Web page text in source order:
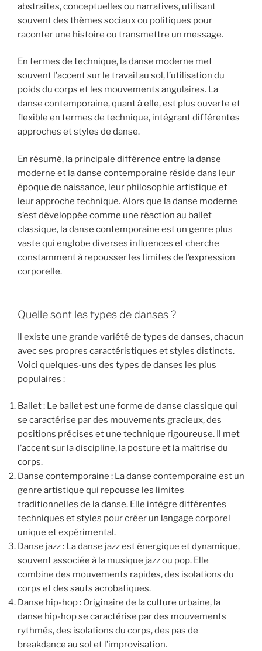
abstraites, conceptuelles ou narratives, utilisant
souvent des thèmes sociaux ou politiques pour
raconter une histoire ou transmettre un message.
En termes de technique, la danse moderne met
souvent l’accent sur le travail au sol, l’utilisation du
poids du corps et les mouvements angulaires. La
danse contemporaine, quant à elle, est plus ouverte et
flexible en termes de technique, intégrant différentes
approches et styles de danse.
En résumé, la principale différence entre la danse
moderne et la danse contemporaine réside dans leur
époque de naissance, leur philosophie artistique et
leur approche technique. Alors que la danse moderne
s’est développée comme une réaction au ballet
classique, la danse contemporaine est un genre plus
vaste qui englobe diverses influences et cherche
constamment à repousser les limites de l’expression
corporelle.
Quelle sont les types de danses ?
Il existe une grande variété de types de danses, chacun
avec ses propres caractéristiques et styles distincts.
Voici quelques-uns des types de danses les plus
populaires :
Ballet : Le ballet est une forme de danse classique qui
se caractérise par des mouvements gracieux, des
positions précises et une technique rigoureuse. Il met
l’accent sur la discipline, la posture et la maîtrise du
corps.
Danse contemporaine : La danse contemporaine est un
genre artistique qui repousse les limites
traditionnelles de la danse. Elle intègre différentes
techniques et styles pour créer un langage corporel
unique et expérimental.
Danse jazz : La danse jazz est énergique et dynamique,
souvent associée à la musique jazz ou pop. Elle
combine des mouvements rapides, des isolations du
corps et des sauts acrobatiques.
Danse hip-hop : Originaire de la culture urbaine, la
danse hip-hop se caractérise par des mouvements
rythmés, des isolations du corps, des pas de
breakdance au sol et l’improvisation.